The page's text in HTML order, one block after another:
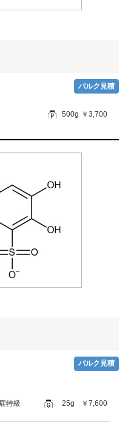
バルク見積
500g ￥3,700
バルク見積
鹿特級 25g ￥7,600